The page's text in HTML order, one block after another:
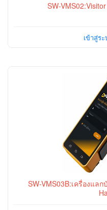
SW-
เข้าสู่ร
SW-VMS03B:เครื่องแล